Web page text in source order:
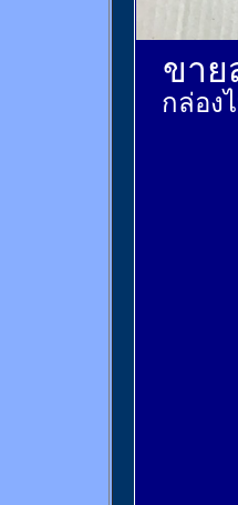
ขาย
กล่อง